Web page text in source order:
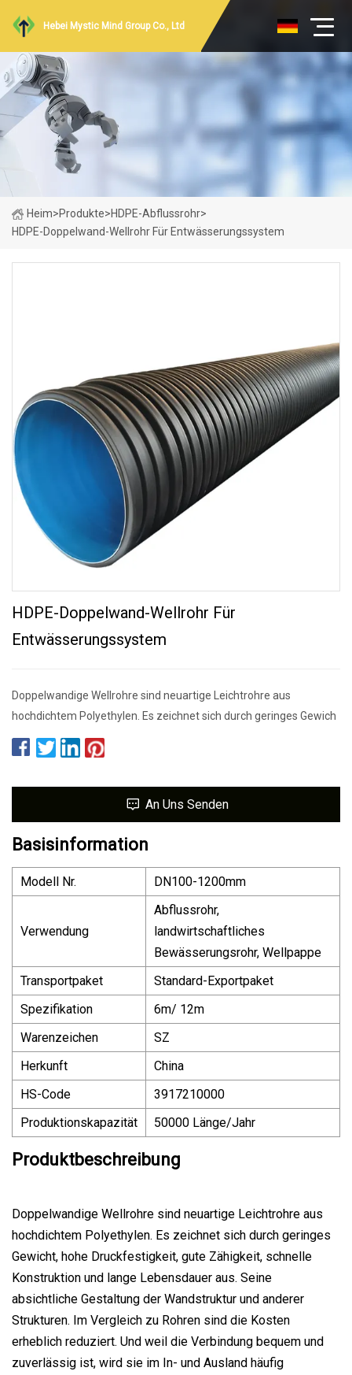
Hebei Mystic Mind Group Co., Ltd
Heim>Produkte>HDPE-Abflussrohr>
HDPE-Doppelwand-Wellrohr Für Entwässerungssystem
HDPE-Doppelwand-Wellrohr Für
Entwässerungssystem
Doppelwandige Wellrohre sind neuartige Leichtrohre aus
hochdichtem Polyethylen. Es zeichnet sich durch geringes Gewich
An Uns Senden
Basisinformation
Modell Nr. DN100-1200mm
Verwendung
Abflussrohr,
landwirtschaftliches
Bewässerungsrohr, Wellpappe
Transportpaket
Standard-Exportpaket
Spezifikation
6m/ 12m
Warenzeichen
SZ
Herkunft
China
HS-Code
3917210000
Produktionskapazität
50000 Länge/Jahr
Produktbeschreibung
Doppelwandige Wellrohre sind neuartige Leichtrohre aus
hochdichtem Polyethylen. Es zeichnet sich durch geringes
Gewicht, hohe Druckfestigkeit, gute Zähigkeit, schnelle
Konstruktion und lange Lebensdauer aus. Seine
absichtliche Gestaltung der Wandstruktur und anderer
Strukturen. Im Vergleich zu Rohren sind die Kosten
erheblich reduziert. Und weil die Verbindung bequem und
zuverlässig ist, wird sie im In- und Ausland häufig